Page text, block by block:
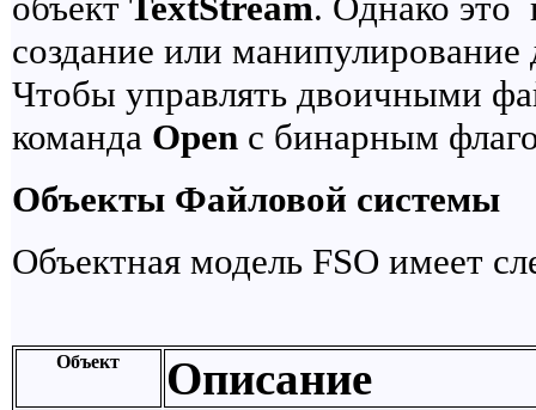
создание или
Чтобы управлять двоичными
команда Open с бинарным
Объекты Файловой системы
Объектная модель FSO имеет
Объект Описание